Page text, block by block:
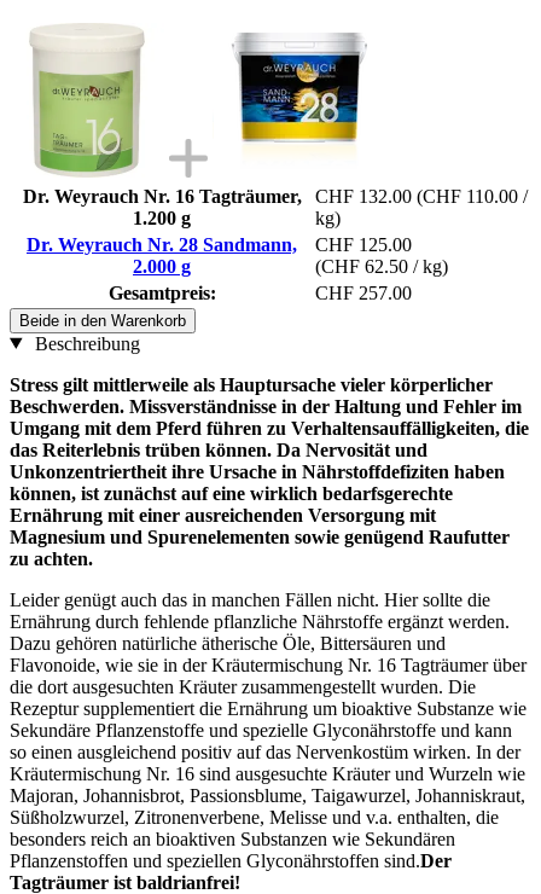
Dr. Weyrauch Nr. 16 Tagträumer,
1.200 g
CHF 132.00 (CHF 110.00 /
kg)
Dr. Weyrauch Nr. 28 Sandmann,
2.000 g
CHF 125.00
(CHF 62.50 / kg)
Gesamtpreis:
CHF 257.00
Beide in den Warenkorb
Beschreibung
Stress gilt mittlerweile als Hauptursache vieler körperlicher
Beschwerden. Missverständnisse in der Haltung und Fehler im
Umgang mit dem Pferd führen zu Verhaltensauffälligkeiten, die
das Reiterlebnis trüben können. Da Nervosität und
Unkonzentriertheit ihre Ursache in Nährstoffdefiziten haben
können, ist zunächst auf eine wirklich bedarfsgerechte
Ernährung mit einer ausreichenden Versorgung mit
Magnesium und Spurenelementen sowie genügend Raufutter
zu achten.
Leider genügt auch das in manchen Fällen nicht. Hier sollte die
Ernährung durch fehlende pflanzliche Nährstoffe ergänzt werden.
Dazu gehören natürliche ätherische Öle, Bittersäuren und
Flavonoide, wie sie in der Kräutermischung Nr. 16 Tagträumer über
die dort ausgesuchten Kräuter zusammengestellt wurden. Die
Rezeptur supplementiert die Ernährung um bioaktive Substanze wie
Sekundäre Pflanzenstoffe und spezielle Glyconährstoffe und kann
so einen ausgleichend positiv auf das Nervenkostüm wirken. In der
Kräutermischung Nr. 16 sind ausgesuchte Kräuter und Wurzeln wie
Majoran, Johannisbrot, Passionsblume, Taigawurzel, Johanniskraut,
Süßholzwurzel, Zitronenverbene, Melisse und v.a. enthalten, die
besonders reich an bioaktiven Substanzen wie Sekundären
Pflanzenstoffen und speziellen Glyconährstoffen sind.Der
Tagträumer ist baldrianfrei!